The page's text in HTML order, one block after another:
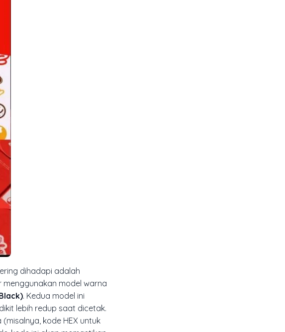
dihadapi adalah
model warna
. Kedua model ini
lebih redup saat dicetak.
kode HEX untuk